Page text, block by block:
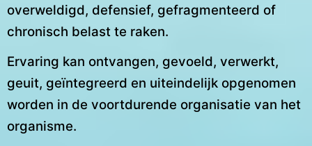
overweldigd, defensief, gefragmenteerd of
chronisch belast te raken.
Ervaring kan ontvangen, gevoeld, verwerkt,
geuit, geïntegreerd en uiteindelijk opgenomen
worden in de voortdurende organisatie van het
organisme.